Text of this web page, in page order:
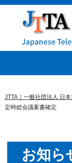
JTTA｜一般社団法人 日
定時総会議案書確定
お知ら